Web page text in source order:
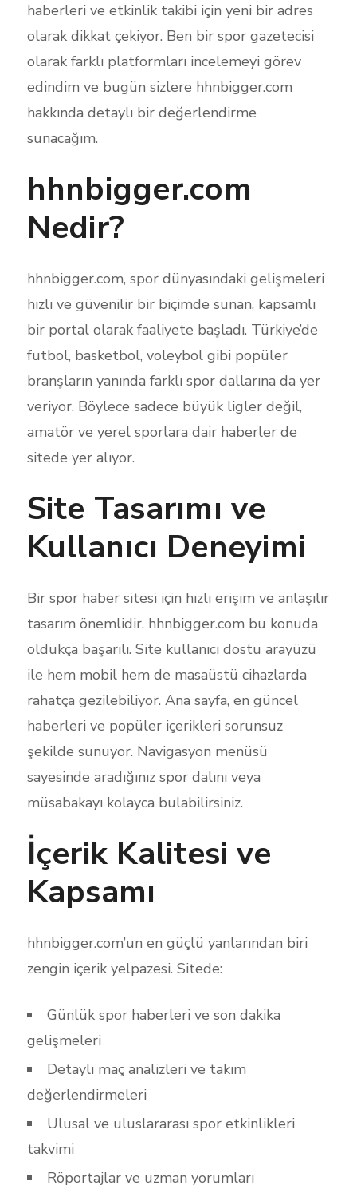
haberleri ve etkinlik takibi için yeni bir adres
olarak dikkat çekiyor. Ben bir spor gazetecisi
olarak farklı platformları incelemeyi görev
edindim ve bugün sizlere hhnbigger.com
hakkında detaylı bir değerlendirme
sunacağım.
hhnbigger.com
Nedir?
hhnbigger.com, spor dünyasındaki gelişmeleri
hızlı ve güvenilir bir biçimde sunan, kapsamlı
bir portal olarak faaliyete başladı. Türkiye’de
futbol, basketbol, voleybol gibi popüler
branşların yanında farklı spor dallarına da yer
veriyor. Böylece sadece büyük ligler değil,
amatör ve yerel sporlara dair haberler de
sitede yer alıyor.
Site Tasarımı ve
Kullanıcı Deneyimi
Bir spor haber sitesi için hızlı erişim ve anlaşılır
tasarım önemlidir. hhnbigger.com bu konuda
oldukça başarılı. Site kullanıcı dostu arayüzü
ile hem mobil hem de masaüstü cihazlarda
rahatça gezilebiliyor. Ana sayfa, en güncel
haberleri ve popüler içerikleri sorunsuz
şekilde sunuyor. Navigasyon menüsü
sayesinde aradığınız spor dalını veya
müsabakayı kolayca bulabilirsiniz.
İçerik Kalitesi ve
Kapsamı
hhnbigger.com’un en güçlü yanlarından biri
zengin içerik yelpazesi. Sitede:
Günlük spor haberleri ve son dakika
gelişmeleri
Detaylı maç analizleri ve takım
değerlendirmeleri
Ulusal ve uluslararası spor etkinlikleri
takvimi
Röportajlar ve uzman yorumları